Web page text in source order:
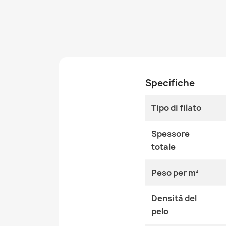
Specifiche
Tipo di filato
Spessore
totale
Peso per m²
Densità del
pelo